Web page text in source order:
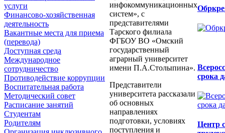
услуги
Финансово-хозяйственная
деятельность
Вакантные места для приема
(перевода)
Доступная среда
Международное
сотрудничество
Противодействие коррупции
Воспитательная работа
Методический совет
Расписание занятий
Студентам
Родителям
инфокоммуникационных
систем», с
представителями
Тарского филиала
ФГБОУ ВО «Омский
государственный
аграрный университет
имени П.А.Столыпина».
Представители
университета рассказали
об основных
направлениях
подготовки, условиях
поступления и
срока
Центр